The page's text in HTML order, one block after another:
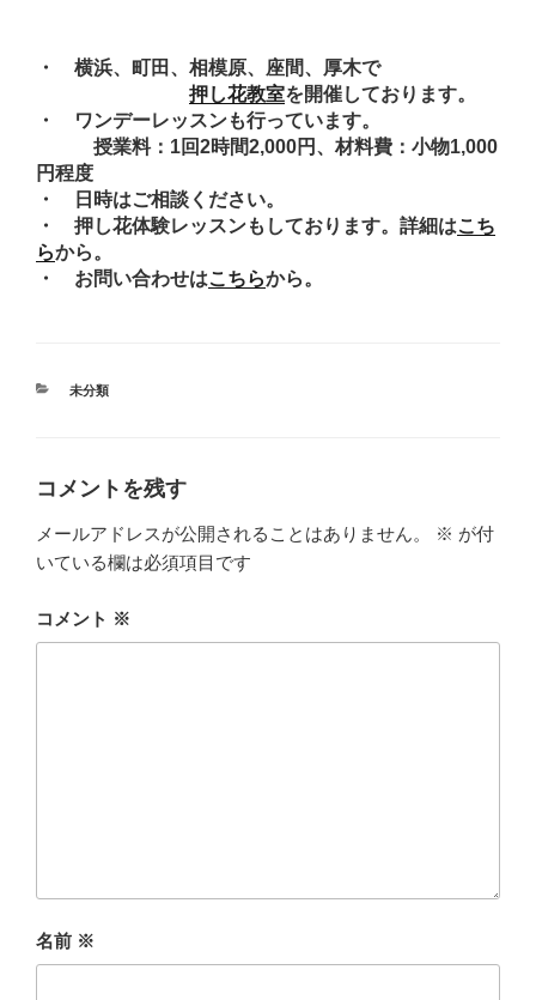
・ 横浜、町田、相模原、座間、厚木で
押し花教室を開催しております。
・ ワンデーレッスンも行っています。
授業料：1回2時間2,000円、材料費：小物1,000
円程度
・ 日時はご相談ください。
・ 押し花体験レッスンもしております。詳細はこち
らから。
・ お問い合わせはこちらから。
カ
未分類
コメントを残す
メールアドレスが公開されることはありません。 ※ が付
いている欄は必須項目です
コメント ※
名前 ※